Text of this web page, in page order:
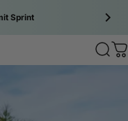
Sprint